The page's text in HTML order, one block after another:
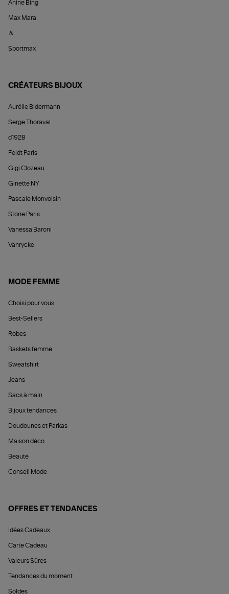
Anine Bing
Max Mara
&
Sportmax
CRÉATEURS BIJOUX
Aurélie Bidermann
Serge Thoraval
d1928
Feidt Paris
Gigi Clozeau
Ginette NY
Pascale Monvoisin
Stone Paris
Vanessa Baroni
Vanrycke
MODE FEMME
Choisi pour vous
Best-Sellers
Robes
Baskets femme
Sweatshirt
Jeans
Sacs à main
Bijoux tendances
Doudounes et Parkas
Maison déco
Beauté
Conseil Mode
OFFRES ET TENDANCES
Idées Cadeaux
Carte Cadeau
Valeurs Sûres
Tendances du moment
Soldes